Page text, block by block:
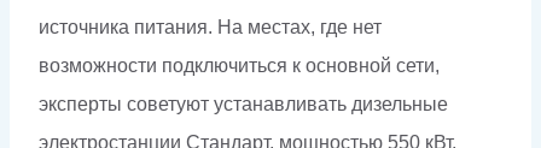
источника питания. На местах, где нет
возможности подключиться к основной сети,
эксперты советуют устанавливать дизельные
электростанции Стандарт, мощностью 550 кВт.